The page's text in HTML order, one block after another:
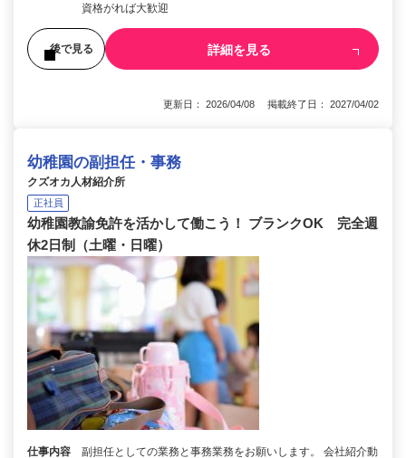
資格がれば大歓迎
後で見る 詳細を見る
更新日： 2026/04/08 掲載終了日： 2027/04/02
幼稚園の副担任・事務
クズオカ人材紹介所
正社員
幼稚園教諭免許を活かして働こう！ ブランクOK 完全週
休2日制（土曜・日曜）
仕事内容 副担任としての業務と事務業務をお願いします。 会社紹介動